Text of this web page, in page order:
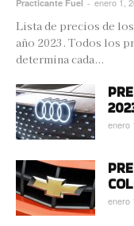
Practicante Fuel -
Lista de precios de
año 2023. Todos los
determina cada...
enero
enero